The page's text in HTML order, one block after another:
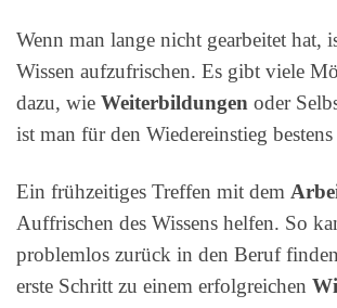
Wenn man lange nicht gearbeitet hat,
Wissen aufzufrischen. Es gibt viele
dazu, wie Weiterbildungen oder
ist man für den Wiedereinstieg
Ein frühzeitiges Treffen mit dem
Auffrischen des Wissens helfen. So
problemlos zurück in den Beruf
erste Schritt zu einem erfolgreichen